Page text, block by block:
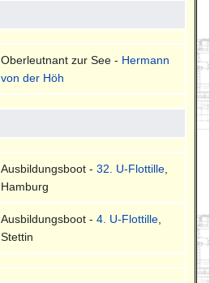
Oberleutnant zur See - Hermann
von der Höh
Ausbildungsboot -32. U-Flottille
Hamburg
Ausbildungsboot -4. U-Flottille
Stettin